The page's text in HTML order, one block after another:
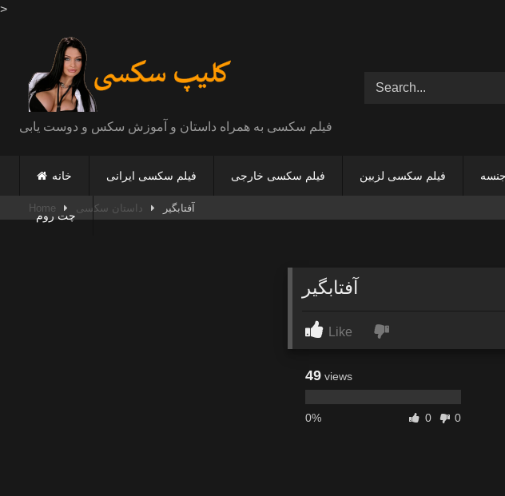
>
فیلم سکسی به همراه داستان و آموزش سکس و دوست یابی
خانه فیلم سکسی ایرانی فیلم سکسی خارجی فیلم سکسی لزبین
چت روم
Home داستان سکسی آفتابگیر
آفتابگیر
Like
49 views
0% 0 0